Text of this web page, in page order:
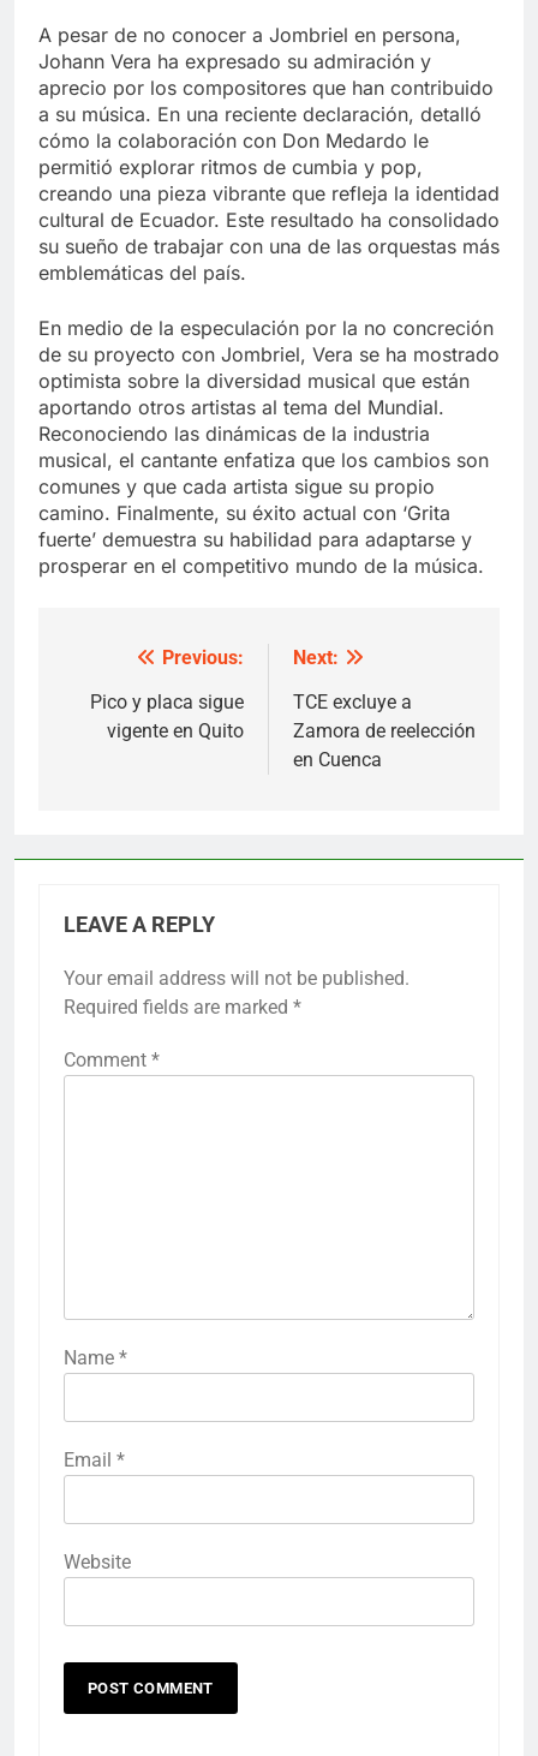
A pesar de no conocer a Jombriel en persona,
Johann Vera ha expresado su admiración y
aprecio por los compositores que han contribuido
a su música. En una reciente declaración, detalló
cómo la colaboración con Don Medardo le
permitió explorar ritmos de cumbia y pop,
creando una pieza vibrante que refleja la identidad
cultural de Ecuador. Este resultado ha consolidado
su sueño de trabajar con una de las orquestas más
emblemáticas del país.
En medio de la especulación por la no concreción
de su proyecto con Jombriel, Vera se ha mostrado
optimista sobre la diversidad musical que están
aportando otros artistas al tema del Mundial.
Reconociendo las dinámicas de la industria
musical, el cantante enfatiza que los cambios son
comunes y que cada artista sigue su propio
camino. Finalmente, su éxito actual con ‘Grita
fuerte’ demuestra su habilidad para adaptarse y
prosperar en el competitivo mundo de la música.
navigation
Previous:
Pico y placa sigue
vigente en Quito
Next:
TCE excluye a
Zamora de reelección
en Cuenca
LEAVE A REPLY
Your email address will not be published.
Required fields are marked *
Comment *
Name *
Email *
Website